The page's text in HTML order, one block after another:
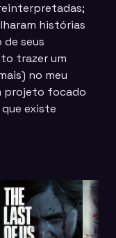
histórias
seus
trazer um
no meu
projeto focado
existe